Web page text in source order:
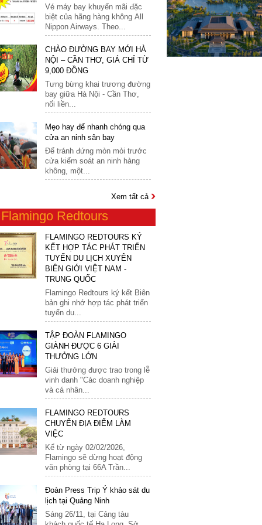
Mông Cổ
Myanmar
Nepal
Nhật Bản
Oman
Philippines
Singapore
Srilanka
Tây Tạng
Thái Lan
Trung Quốc
Uzbekistan
Châu Âu
Anh
Áo
Ba Lan
Bỉ
Bồ Đào Nha
Bosnia
Croatia
Đan Mạch
Hà Lan
Hungary
Hy Lạp
Luxembourg
Malta
16
17
19
20
21
22
25
26
28
29
30
31
Vé máy bay khuyến mãi đặc
biệt của hãng hàng không All
Nippon Airways. Theo...
CHÀO ĐƯỜNG BAY MỚI HÀ
NỘI – CẦN THƠ, GIÁ CHỈ TỪ
9,000 ĐỒNG
Tưng bừng khai trương đường
bay giữa Hà Nội - Cần Thơ,
nối liền...
Mẹo hay để nhanh chóng qua
cửa an ninh sân bay
Để tránh đứng mòn mỏi trước
cửa kiểm soát an ninh hàng
không, một...
Xem tất cả
Flamingo Redtours
FLAMINGO REDTOURS KÝ
KẾT HỢP TÁC PHÁT TRIỂN
TUYẾN DU LỊCH XUYÊN
BIÊN GIỚI VIỆT NAM -
TRUNG QUỐC
Flamingo Redtours ký kết Biên
bản ghi nhớ hợp tác phát triển
tuyến du...
TẬP ĐOÀN FLAMINGO
GIÀNH ĐƯỢC 6 GIẢI
THƯỞNG LỚN
Giải thưởng được trao trong lễ
vinh danh "Các doanh nghiệp
và cá nhân...
FLAMINGO REDTOURS
CHUYỂN ĐỊA ĐIỂM LÀM
VIỆC
Kể từ ngày 02/02/2026,
Flamingo sẽ dừng hoạt động
văn phòng tại 66A Trần...
Đoàn Press Trip Ý khảo sát du
lịch tại Quảng Ninh
Sáng 26/11, tại Cảng tàu